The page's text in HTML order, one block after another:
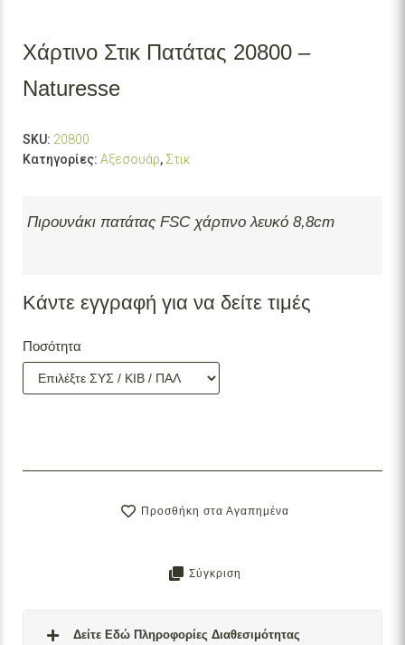
Χάρτινο Στικ Πατάτας 20800 –
Naturesse
SKU: 20800
Κατηγορίες: Αξεσουάρ, Στικ
Πιρουνάκι πατάτας FSC χάρτινο λευκό 8,8cm
Κάντε εγγραφή για να δείτε τιμές
Ποσότητα
Προσθήκη στα Αγαπημένα
Σύγκριση
Δείτε Εδώ Πληροφορίες Διαθεσιμότητας